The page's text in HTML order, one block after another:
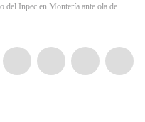
del Inpec en Montería ante ola de